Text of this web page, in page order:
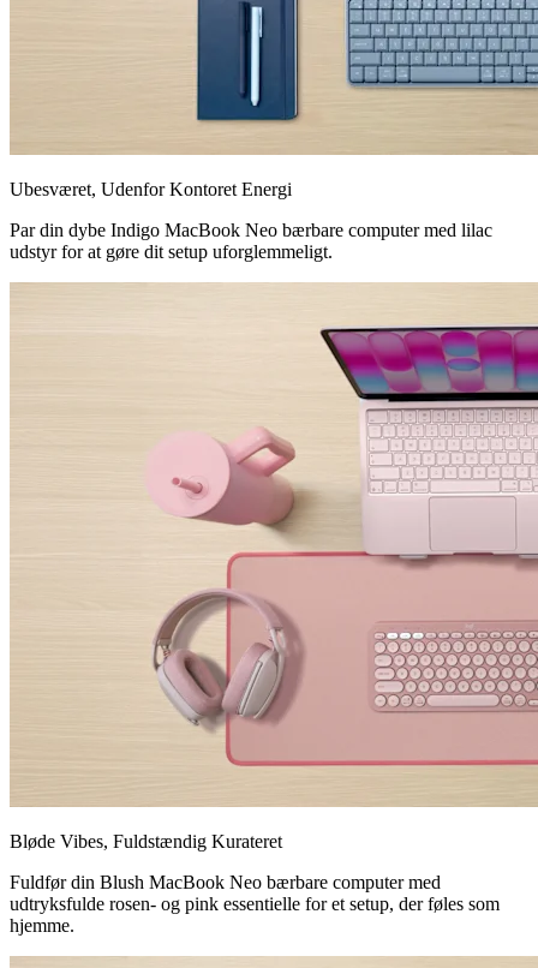
Ubesværet, Udenfor Kontoret Energi
Par din dybe Indigo MacBook Neo bærbare computer med lilac
udstyr for at gøre dit setup uforglemmeligt.
Bløde Vibes, Fuldstændig Kurateret
Fuldfør din Blush MacBook Neo bærbare computer med
udtryksfulde rosen- og pink essentielle for et setup, der føles som
hjemme.